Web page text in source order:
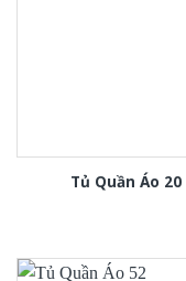
Tủ Quần Áo 20